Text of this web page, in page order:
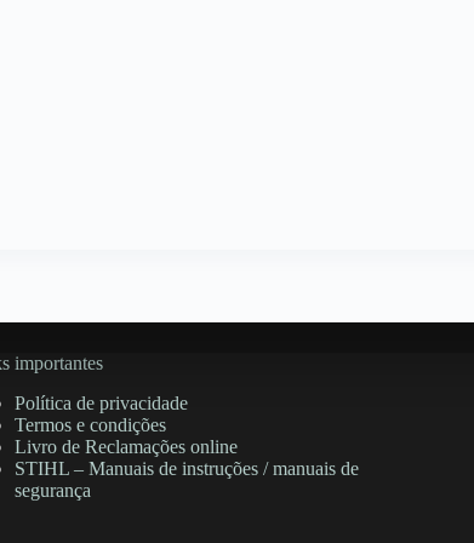
importantes
Política de privacidade
Termos e condições
Livro de Reclamações online
STIHL – Manuais de instruções / manuais de
segurança